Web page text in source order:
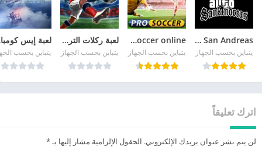
GTA San Andreas
يتباين بحسب الجهاز
pro soccer online مهكرة
يتباين بحسب الجهاز
لعبة ركلات الترجيح
يتباين بحسب الجهاز يتباين بحسب
اترك تعليقاً
لن يتم نشر عنوان بريدك الإلكتروني. الحقول الإلزامية مشار إليها بـ*